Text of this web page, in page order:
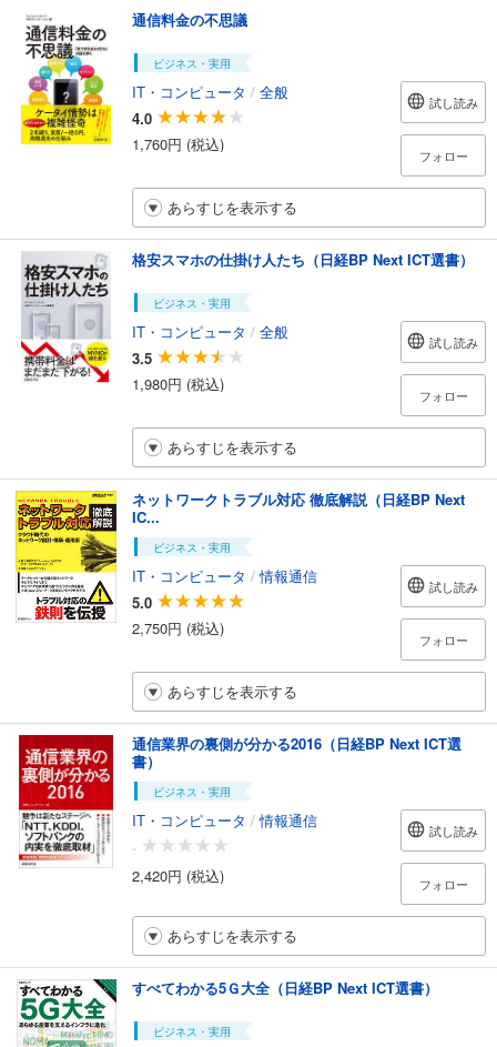
通信料金の不思議
ビジネス・実用
IT・コンピュータ / 全般
4.0
1,760円 (税込)
試し読み
フォロー
あらすじを表示する
格安スマホの仕掛け人たち（日経BP Next ICT選書）
ビジネス・実用
IT・コンピュータ / 全般
3.5
1,980円 (税込)
試し読み
フォロー
あらすじを表示する
ネットワークトラブル対応 徹底解説（日経BP Next
IC...
ビジネス・実用
IT・コンピュータ /情報通信
5.0
2,750円 (税込)
試し読み
フォロー
あらすじを表示する
通信業界の裏側が分かる2016（日経BP Next ICT選
書）
ビジネス・実用
IT・コンピュータ /情報通信
-
2,420円 (税込)
試し読み
フォロー
あらすじを表示する
すべてわかる5Ｇ大全（日経BP Next ICT選書）
ビジネス・実用